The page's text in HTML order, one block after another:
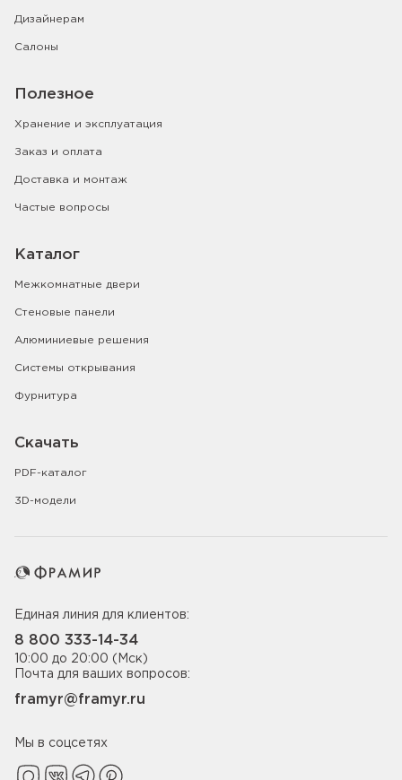
Дизайнерам
Салоны
Полезное
Хранение и эксплуатация
Заказ и оплата
Доставка и монтаж
Частые вопросы
Каталог
Межкомнатные двери
Стеновые панели
Алюминиевые решения
Системы открывания
Фурнитура
Скачать
PDF-каталог
3D-модели
Единая линия для клиентов:
8 800 333-14-34
10:00 до 20:00 (Мск)
Почта для ваших вопросов:
framyr@framyr.ru
Мы в соцсетях